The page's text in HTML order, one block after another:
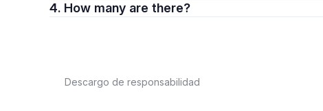
4. How many are there?
Descargo de responsabilidad